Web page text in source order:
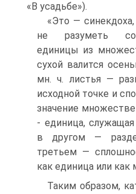
«В усадьбе»).
«Это —
не разуметь
единицы из
сухой валится
мн. ч. листья —
исходной точке и
значение
- единица,
в другом —
третьем —
как единица или
Таким образом,